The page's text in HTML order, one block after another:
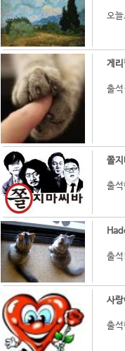
오
게
출
쫄
출
출
사
출